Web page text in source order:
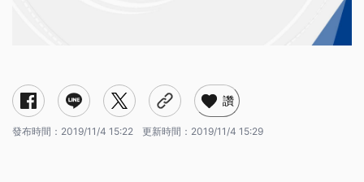
讚
發布時間： 2019/11/4 15:22 更新時間： 2019/11/4 15:29